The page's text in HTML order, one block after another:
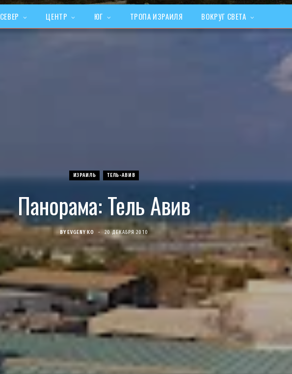
СЕВЕР ЦЕНТР ЮГ ТРОПА ИЗРАИЛЯ ВОКРУГ СВЕТА
ИЗРАИЛЬ ТЕЛЬ-АВИВ
Панорама: Тель Авив
BY EVGENY KO 20 ДЕКАБРЯ 2010